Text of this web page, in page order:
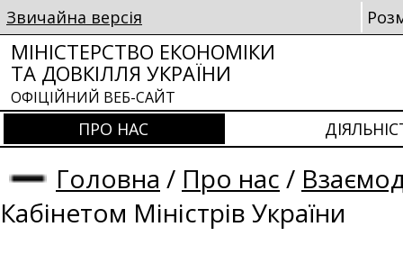
Звичайна версія
МІНІСТЕРСТВО ЕКОНОМІКИ
ТА ДОВКІЛЛЯ УКРАЇНИ
ОФІЦІЙНИЙ ВЕБ-САЙТ
ПРО НАС
Головна / Про нас /
Кабінетом Міністрів України